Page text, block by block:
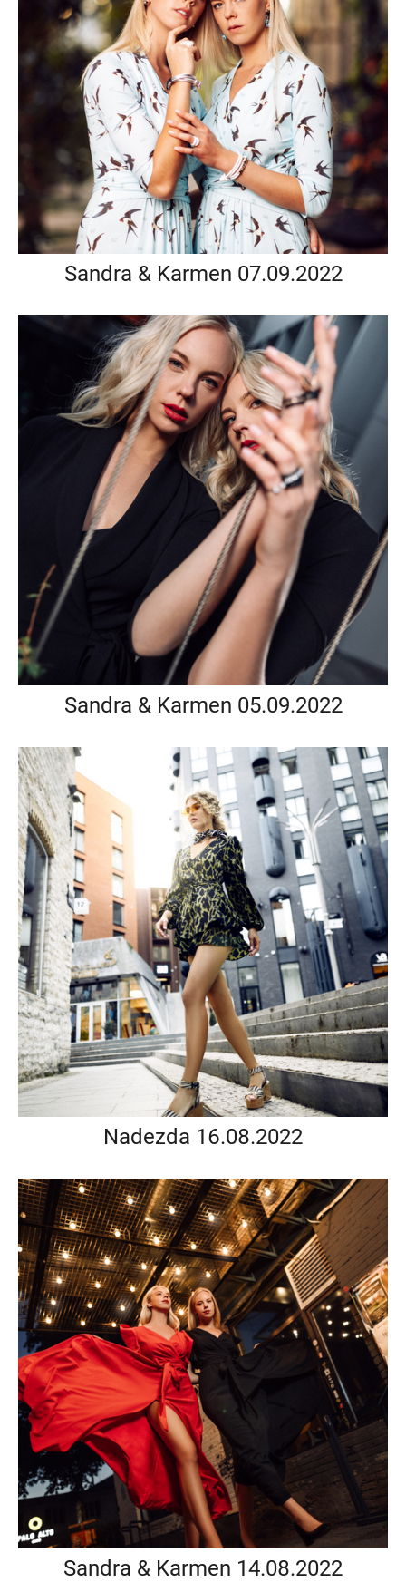
Sandra & Karmen 07.09.2022
Sandra & Karmen 05.09.2022
Nadezda 16.08.2022
Sandra & Karmen 14.08.2022